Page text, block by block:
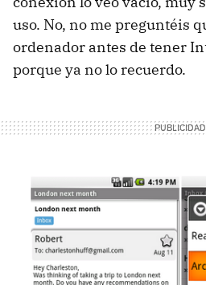
uso. No, no me preguntéis
ordenador antes de tener
porque ya no lo recuerdo.